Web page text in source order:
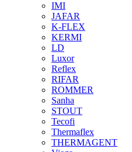
IMI
JAFAR
K-FLEX
KERMI
LD
Luxor
Reflex
RIFAR
ROMMER
Sanha
STOUT
Tecofi
Thermaflex
THERMAGENT